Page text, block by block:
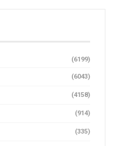
(6199)
(6043)
(4158)
(914)
(335)